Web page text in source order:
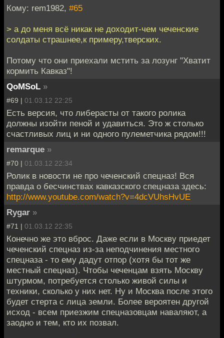
Кому: rem1982, #65
> а до меня всё никак не доходит-чем чеченские
солдаты страшнее,к примеру,тверских.
Потому что они приехали мстить за лозунг "Хватит
кормить Кавказ"!
QoMSoL »
#69 | 01.03.12 22:25
Есть версия, что либерасты от такого ролика
должны изойти пеной и удавиться. Это ж столько
счастливых лиц и ни одного пулеметчика рядом!!!
remarque »
#70 | 01.03.12 22:34
Ролик в новости не про чеченский спецназ! Вся
правда о бесчинствах кавказского спецназа здесь:
http://www.youtube.com/watch?v=4dcVUhsHvUE
Rygar »
#71 | 01.03.12 22:35
Конечно же это вброс. Даже если в Москву приедет
чеченский спецназ из-за неподчинения местного
спецназа - то ему дадут отпор (хотя бы тот же
местный спецназ). Чтобы чеченцам взять Москву
штурмом, потребуется столько живой силы и
техники, сколько у них нет. Ну и Москва после этого
будет стерта с лица земли. Более вероятен другой
исход - всем приезжим спецназовцам наваляют, а
заодно и тем, кто их позвал.